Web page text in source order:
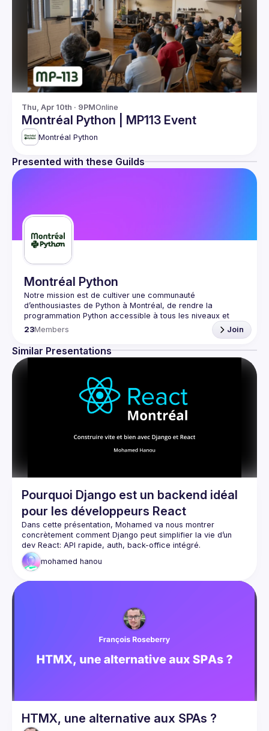
Thu, Apr 10th · 9PMOnline
Montréal Python | MP113 Event
Montréal Python
Presented with these Guilds
Montréal Python
Notre mission est de cultiver une communauté
d’enthousiastes de Python à Montréal, de rendre la
programmation Python accessible à tous les niveaux et
d’intégrer la responsabilité sociale dans toutes nos
23Members Join
Similar Presentations
Pourquoi Django est un backend idéal
pour les développeurs React
Dans cette présentation, Mohamed va nous montrer
concrètement comment Django peut simplifier la vie d’un
Au programme: démo + des exemples pratiques orientés
mohamed hanou
HTMX, une alternative aux SPAs ?